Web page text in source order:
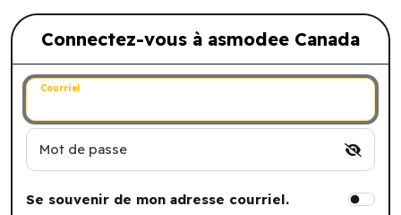
Connectez-vous à asmodee Canada
Connectez-vous à asmodee Canada
Courriel
Mot de passe
Se souvenir de mon adresse courriel.